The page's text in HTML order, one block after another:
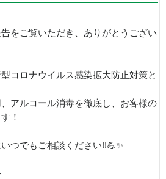
をご覧いただき、ありがとうござい
コロナウイルス感染拡大防止対策と
アルコール消毒を徹底し、お客様の
！
つでもご相談ください!!💪✨